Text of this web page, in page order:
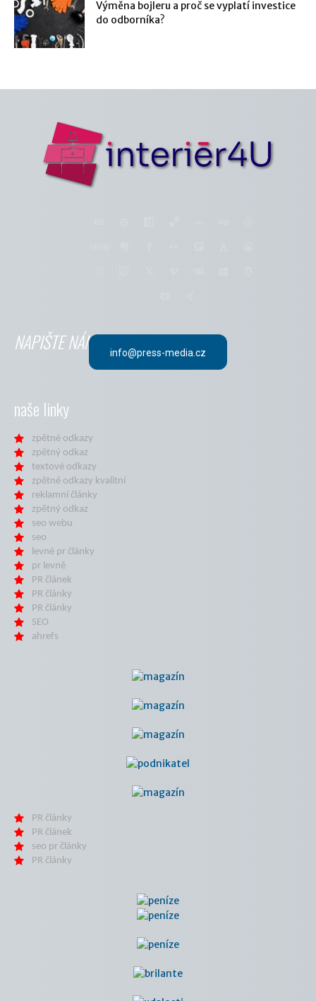
Výměna bojleru a proč se vyplatí investice
do odborníka?
NAPIŠTE NÁM info@press-media.cz
naše linky
zpětné odkazy
zpětný odkaz
textové odkazy
zpětné odkazy kvalitní
reklamní články
zpětný odkaz
seo webu
seo
levné pr články
pr levně
PR článek
PR články
PR články
SEO
ahrefs
PR články
PR článek
seo pr články
PR články